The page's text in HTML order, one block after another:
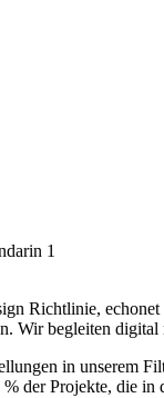
1
Richtlinie,
Wir begleiten
in unserem
der Projekte, die in